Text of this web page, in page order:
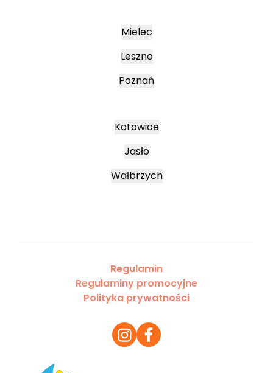
Mielec
Leszno
Poznań
Katowice
Jasło
Wałbrzych
Regulamin
Regulaminy promocyjne
Polityka prywatności